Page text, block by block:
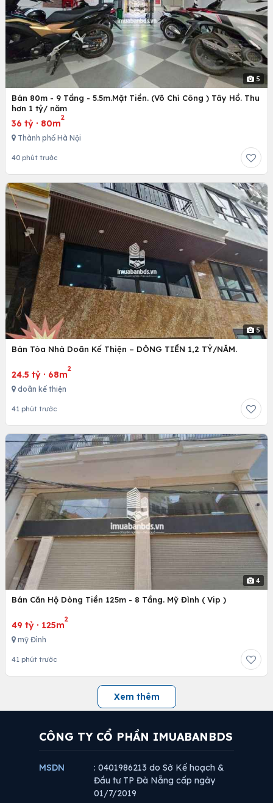
5
Bán 80m - 9 Tầng - 5.5m.Mặt Tiền. (Võ Chí Công ) Tây Hồ. Thu
hơn 1 tỷ/ năm
36 tỷ · 80m
2
Thành phố Hà Nội
40 phút trước
5
Bán Tòa Nhà Doãn Kế Thiện – DÒNG TIỀN 1,2 TỶ/NĂM.
24.5 tỷ · 68m
2
doãn kế thiện
41 phút trước
4
Bán Căn Hộ Dòng Tiền 125m - 8 Tầng. Mỹ Đình ( Vip )
49 tỷ · 125m
2
mỹ Đình
41 phút trước
Xem thêm
CÔNG TY CỔ PHẦN IMUABANBDS
MSDN
: 0401986213 do Sở Kế hoạch &
Đầu tư TP Đà Nẵng cấp ngày
01/7/2019